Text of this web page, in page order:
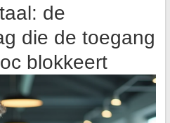
de
die de toegang
blokkeert